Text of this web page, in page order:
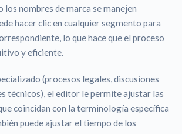
nombres de marca se manejen
hacer clic en cualquier segmento para
lo que hace que el proceso
y eficiente.
(procesos legales, discusiones
técnicos), el editor le permite ajustar las
coincidan con la terminología específica
puede ajustar el tiempo de los